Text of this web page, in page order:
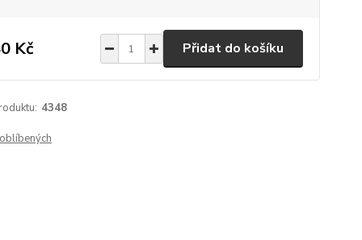
Kč Přidat do košíku
4348